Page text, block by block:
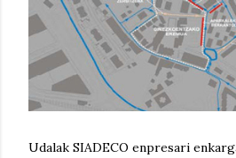
Udalak SIADECO enpresari